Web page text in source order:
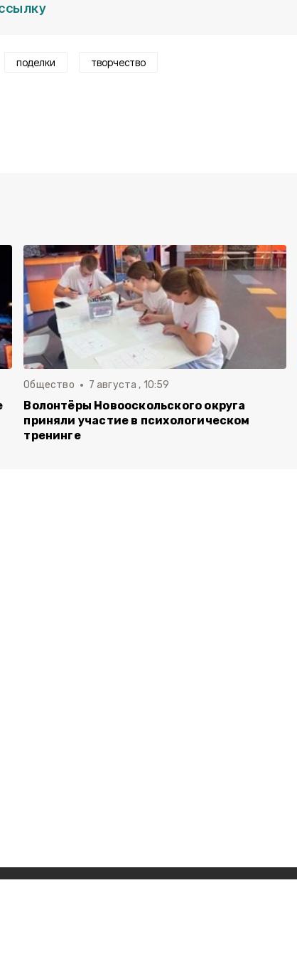
поделки творчество
Общество 7 августа , 10:59
Волонтёры Новооскольского округа
приняли участие в психологическом
тренинге